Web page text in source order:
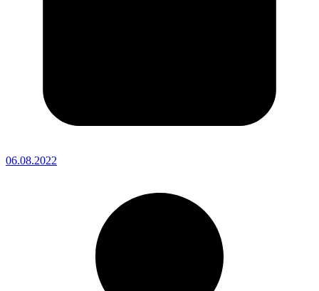
06.08.2022